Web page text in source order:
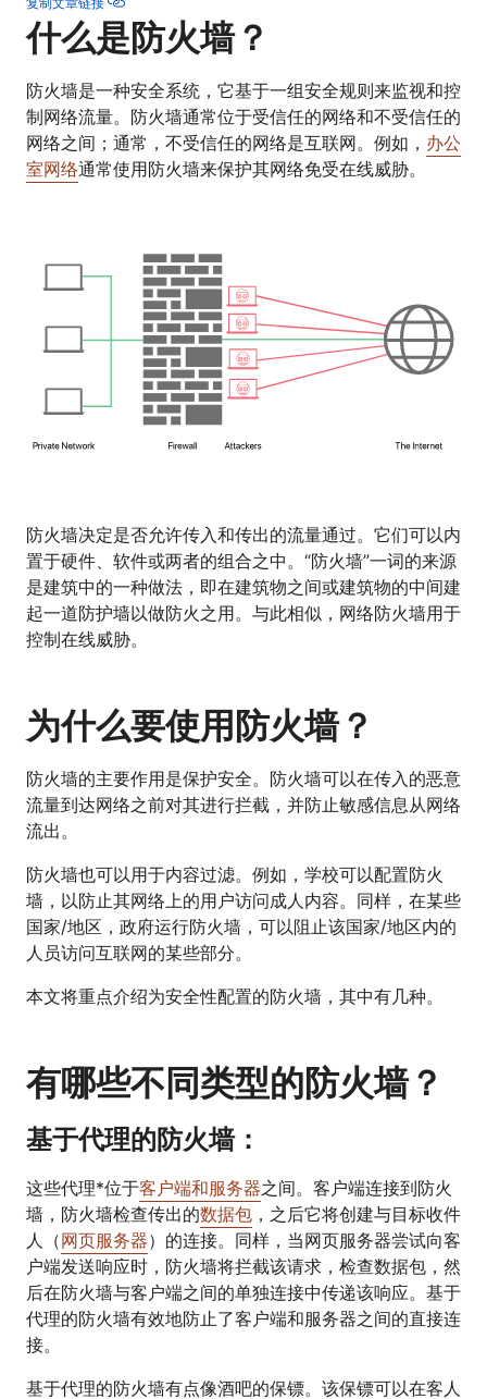
什么是防火墙？
防火墙是一种安全系统，它基于一组安全规则来监视和控
制网络流量。防火墙通常位于受信任的网络和不受信任的
网络之间；通常，不受信任的网络是互联网。例如， 办公
室网络通常使用防火墙来保护其网络免受在线威胁。
防火墙决定是否允许传入和传出的流量通过。它们可以内
置于硬件、软件或两者的组合之中。“防火墙”一词的来源
是建筑中的一种做法，即在建筑物之间或建筑物的中间建
起一道防护墙以做防火之用。与此相似，网络防火墙用于
控制在线威胁。
为什么要使用防火墙？
防火墙的主要作用是保护安全。防火墙可以在传入的恶意
流量到达网络之前对其进行拦截，并防止敏感信息从网络
流出。
防火墙也可以用于内容过滤。例如，学校可以配置防火
墙，以防止其网络上的用户访问成人内容。同样，在某些
国家/地区，政府运行防火墙，可以阻止该国家/地区内的
人员访问互联网的某些部分。
本文将重点介绍为安全性配置的防火墙，其中有几种。
有哪些不同类型的防火墙？
基于代理的防火墙：
这些代理*位于客户端和服务器之间。客户端连接到防火
墙，防火墙检查传出的数据包 ，之后它将创建与目标收件
人（网页服务器）的连接。同样，当网页服务器尝试向客
户端发送响应时，防火墙将拦截该请求，检查数据包，然
后在防火墙与客户端之间的单独连接中传递该响应。基于
代理的防火墙有效地防止了客户端和服务器之间的直接连
接。
基于代理的防火墙有点像酒吧的保镖。该保镖可以在客人